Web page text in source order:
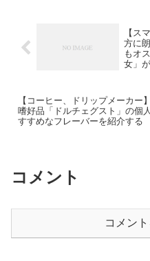
【ス
方に
もオ
女」
【コーヒー、ドリップメーカー
嗜好品「ドルチェグスト」の個
すすめなフレーバーを紹介する
コメント
コメン